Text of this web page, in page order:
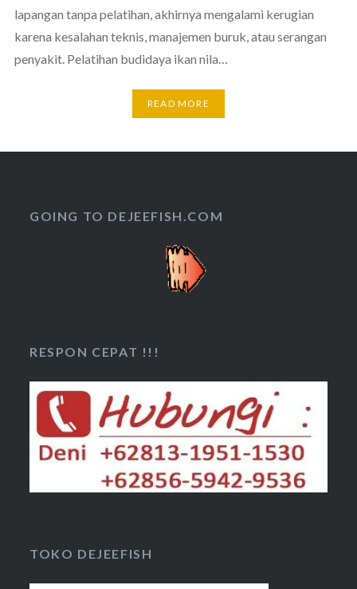
lapangan tanpa pelatihan, akhirnya mengalami kerugian
karena kesalahan teknis, manajemen buruk, atau serangan
penyakit. Pelatihan budidaya ikan nila…
READ MORE
GOING TO DEJEEFISH.COM
RESPON CEPAT !!!
TOKO DEJEEFISH